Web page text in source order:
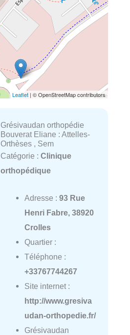
Leaflet| © OpenStreetMap contributors
Grésivaudan orthopédie
Bouverat Eliane : Attelles-
Orthèses , Sem
Catégorie : Clinique
orthopédique
Adresse : 93 Rue
Henri Fabre, 38920
Crolles
Quartier :
Téléphone :
+33767744267
Site internet :
http://www.gresiva
udan-orthopedie.fr/
Grésivaudan